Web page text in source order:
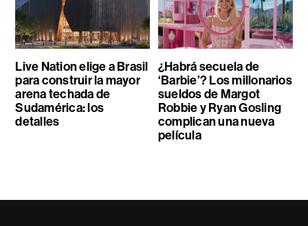
Live Nation elige a Brasil
para construir la mayor
arena techada de
Sudamérica: los
detalles
¿Habrá secuela de
‘Barbie’? Los millonarios
sueldos de Margot
Robbie y Ryan Gosling
complican una nueva
película